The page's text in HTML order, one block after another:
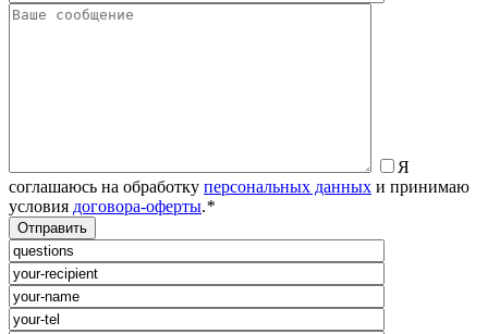
Я
соглашаюсь на обработку персональных данных и принимаю
условия договора-оферты.*